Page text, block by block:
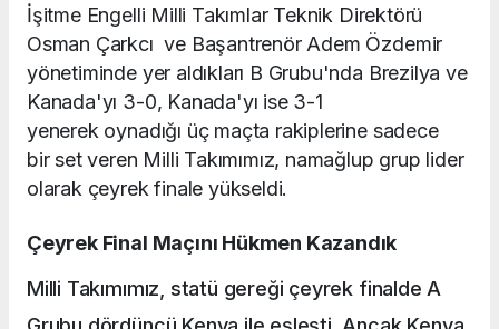
İşitme Engelli Milli Takımlar Teknik Direktörü
Osman Çarkcı ve Başantrenör Adem Özdemir
yönetiminde yer aldıkları B Grubu'nda Brezilya ve
Kanada'yı 3-0, Kanada'yı ise 3-1
yenerek oynadığı üç maçta rakiplerine sadece
bir set veren Milli Takımımız, namağlup grup lider
olarak çeyrek finale yükseldi.
Çeyrek Final Maçını Hükmen Kazandık
Milli Takımımız, statü gereği çeyrek finalde A